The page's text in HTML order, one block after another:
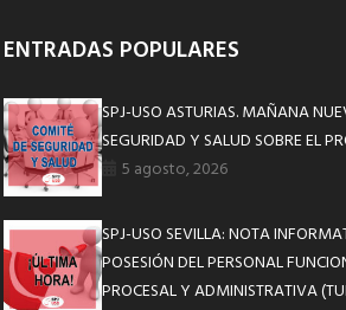
ENTRADAS POPULARES
SPJ-USO ASTURIAS. MAÑANA
SEGURIDAD Y SALUD SOBRE EL
5 agosto, 2026
SPJ-USO SEVILLA: NOTA
POSESIÓN DEL PERSONAL
PROCESAL Y ADMINISTRATIVA